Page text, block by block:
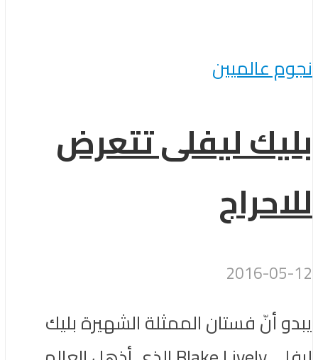
نجوم عالميين
بليك ليفلى تتعرض
للاحراج
2016-05-12
يبدو أنّ فستان الممثلة الشهيرة بليك